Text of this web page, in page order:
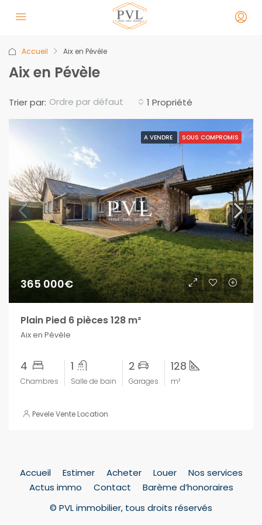
Accueil Aix en Pévèle
Aix en Pévèle
1 Propriété
Trier par: Ordre par défaut
A VENDRE SOUS COMPROMIS
365 000€
Plain Pied 6 pièces 128 m²
Aix en Pévèle
4
Chambres
1
Salle de bain
2
Garages
128
m²
Pevele Vente Location
Accueil Estimer Acheter Louer
Nos services
Actus immo
Contact
Barème d’honoraires
© PVL immobilier, tous droits réservés